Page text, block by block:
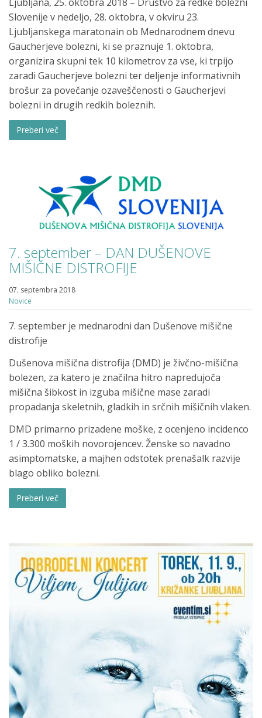
Slovenije v nedeljo, 28. oktobra, v okviru 23.
Ljubljanskega maratonain ob Mednarodnem dnevu
Gaucherjeve bolezni, ki se praznuje 1. oktobra,
organizira skupni tek 10 kilometrov za vse, ki trpijo
zaradi Gaucherjeve bolezni ter deljenje informativnih
brošur za povečanje ozaveščenosti o Gaucherjevi
bolezni in drugih redkih boleznih.
Preberi več
7. september – DAN DUŠENOVE
MIŠIČNE DISTROFIJE
07. septembra 2018
Novice
7. september je mednarodni dan Dušenove mišične
distrofije
Dušenova mišična distrofija (DMD) je živčno-mišična
bolezen, za katero je značilna hitro napredujoča
mišična šibkost in izguba mišične mase zaradi
propadanja skeletnih, gladkih in srčnih mišičnih vlaken.
DMD primarno prizadene moške, z ocenjeno incidenco
1 / 3.300 moških novorojencev. Ženske so navadno
asimptomatske, a majhen odstotek prenašalk razvije
blago obliko bolezni.
Preberi več